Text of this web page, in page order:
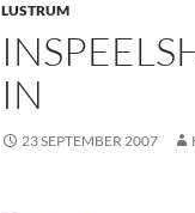
LUSTRUM
IN
23 SEPTEMBER 2007